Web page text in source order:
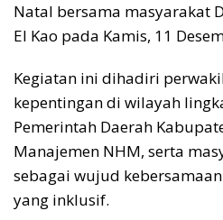
Natal bersama masyarakat
El Kao pada Kamis, 11
Kegiatan ini dihadiri
kepentingan di wilayah
Pemerintah Daerah
Manajemen NHM, serta
sebagai wujud
yang inklusif.